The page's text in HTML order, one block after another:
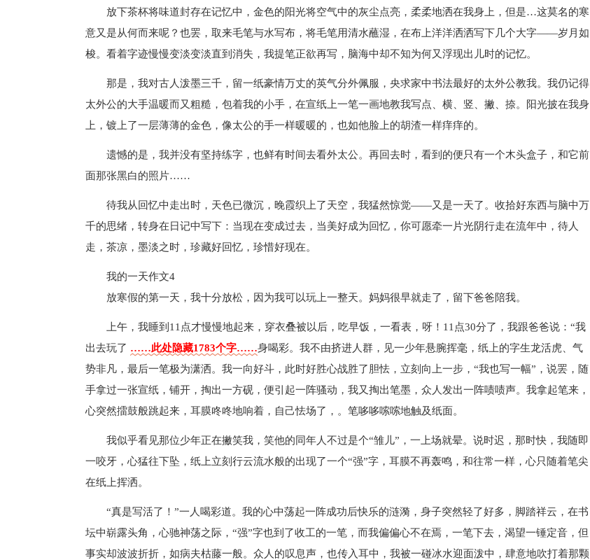
放下茶杯将味道封存在记忆中，金色的阳光将空气中的灰尘点亮，柔柔地洒在我身上，但是…这莫名的寒
意又是从何而来呢？也罢，取来毛笔与水写布，将毛笔用清水蘸湿，在布上洋洋洒洒写下几个大字——岁月如
梭。看着字迹慢慢变淡变淡直到消失，我提笔正欲再写，脑海中却不知为何又浮现出儿时的记忆。
那是，我对古人泼墨三千，留一纸豪情万丈的英气分外佩服，央求家中书法最好的太外公教我。我仍记得
太外公的大手温暖而又粗糙，包着我的小手，在宣纸上一笔一画地教我写点、横、竖、撇、捺。阳光披在我身
上，镀上了一层薄薄的金色，像太公的手一样暖暖的，也如他脸上的胡渣一样痒痒的。
遗憾的是，我并没有坚持练字，也鲜有时间去看外太公。再回去时，看到的便只有一个木头盒子，和它前
面那张黑白的照片……
待我从回忆中走出时，天色已微沉，晚霞织上了天空，我猛然惊觉——又是一天了。收拾好东西与脑中万
千的思绪，转身在日记中写下：当现在变成过去，当美好成为回忆，你可愿牵一片光阴行走在流年中，待人
走，茶凉，墨淡之时，珍藏好回忆，珍惜好现在。
我的一天作文4
放寒假的第一天，我十分放松，因为我可以玩上一整天。妈妈很早就走了，留下爸爸陪我。
上午，我睡到11点才慢慢地起来，穿衣叠被以后，吃早饭，一看表，呀！11点30分了，我跟爸爸说：“我
出去玩了 ……此处隐藏1783个字……身喝彩。我不由挤进人群，见一少年悬腕挥毫，纸上的字生龙活虎、气
势非凡，最后一笔极为潇洒。我一向好斗，此时好胜心战胜了胆怯，立刻向上一步，“我也写一幅”，说罢，随
手拿过一张宣纸，铺开，掏出一方砚，便引起一阵骚动，我又掏出笔墨，众人发出一阵啧啧声。我拿起笔来，
心突然擂鼓般跳起来，耳膜咚咚地响着，自己怯场了，。笔哆哆嗦嗦地触及纸面。
我似乎看见那位少年正在撇笑我，笑他的同年人不过是个“雏儿”，一上场就晕。说时迟，那时快，我随即
一咬牙，心猛往下坠，纸上立刻行云流水般的出现了一个“强”字，耳膜不再轰鸣，和往常一样，心只随着笔尖
在纸上挥洒。
“真是写活了！”一人喝彩道。我的心中荡起一阵成功后快乐的涟漪，身子突然轻了好多，脚踏祥云，在书
坛中崭露头角，心驰神荡之际，“强”字也到了收工的一笔，而我偏偏心不在焉，一笔下去，渴望一锤定音，但
事实却波波折折，如病夫枯藤一般。众人的叹息声，也传入耳中，我被一碰冰水迎面泼中，肆意地吹打着那颗